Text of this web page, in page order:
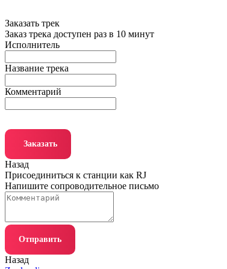
Заказать трек
Заказ трека доступен раз в 10 минут
Исполнитель
Название трека
Комментарий
Заказать
Назад
Присоединиться к станции как RJ
Напишите сопроводительное письмо
Отправить
Назад